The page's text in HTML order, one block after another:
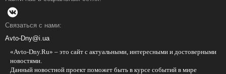
Связаться с нами:
Avto-Dny@i.ua
«Avto-Dny.Ru» – это сайт с актуальными, интересными и достоверными
новостями.
Данный новостной проект поможет быть в курсе событий в мире